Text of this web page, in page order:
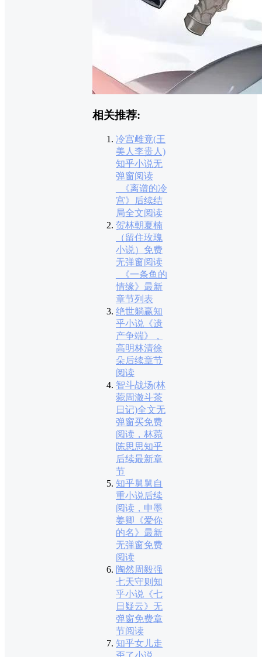
相关推荐:
冷宫雌竟(王
美人李贵人)
知乎小说无
弹窗阅读
_《离谱的冷
宫》后续结
局全文阅读
贺林朝夏楠
（留住玫瑰
小说）免费
无弹窗阅读
_《一条鱼的
情缘》最新
章节列表
绝世躺赢知
乎小说《遗
产争端》，
高明林清徐
朵后续章节
阅读
智斗战场(林
菀周澈斗茶
日记)全文无
弹窗买免费
阅读，林菀
陈思思知乎
后续最新章
节
知乎舅舅自
重小说后续
阅读，申墨
姜卿《爱你
的名》最新
无弹窗免费
阅读
陶然周毅强
七天守则知
乎小说《七
日疑云》无
弹窗免费章
节阅读
知乎女儿走